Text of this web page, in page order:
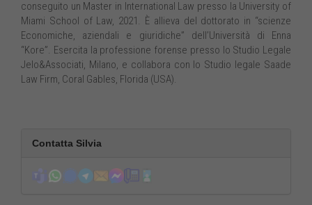
conseguito un Master in International Law presso la University of
Miami School of Law, 2021. È allieva del dottorato in “scienze
Economiche, aziendali e giuridiche” dell’Università di Enna
“Kore”. Esercita la professione forense presso lo Studio Legale
Jelo&Associati, Milano, e collabora con lo Studio legale Saade
Law Firm, Coral Gables, Florida (USA).
Contatta Silvia